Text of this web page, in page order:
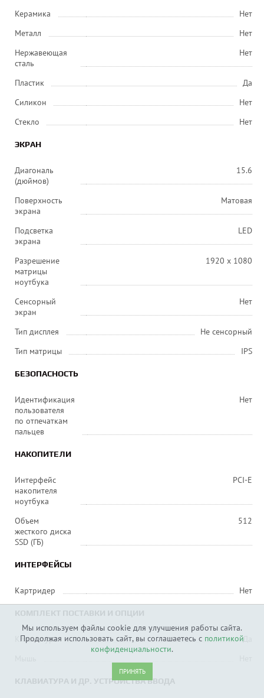
Мы используем файлы cookie для улучшения работы сайта.
Продолжая использовать сайт, вы соглашаетесь с политикой
конфиденциальности.
ПРИНЯТЬ
Керамика
Нет
Металл
Нет
Нержавеющая
сталь
Нет
Пластик
Да
Силикон
Нет
Стекло
Нет
ЭКРАН
Диагональ
(дюймов)
15.6
Поверхность
экрана
Матовая
Подсветка
экрана
LED
Разрешение
матрицы
ноутбука
1920 x 1080
Сенсорный
экран
Нет
Тип дисплея
Не сенсорный
Тип матрицы
IPS
БЕЗОПАСНОСТЬ
Идентификация
пользователя
по отпечаткам
пальцев
Нет
НАКОПИТЕЛИ
Интерфейс
накопителя
ноутбука
PCI-E
Объем
жесткого диска
SSD (ГБ)
512
ИНТЕРФЕЙСЫ
Картридер Нет
КОМПЛЕКТ ПОСТАВКИ И ОПЦИИ
Клавиатура
Да
КЛАВИАТУРА И ДР. УСТРОЙСТВА ВВОДА